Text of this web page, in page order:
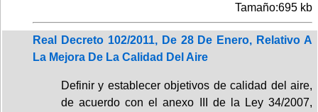
Tamaño:695 kb
Real Decreto 102/2011, De 28 De Enero, Relativo A
La Mejora De La Calidad Del Aire
Definir y establecer objetivos de calidad del aire,
de acuerdo con el anexo III de la Ley 34/2007,